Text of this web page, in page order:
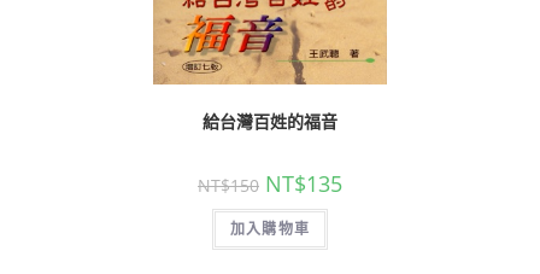
給台灣百姓的福音
NT$150 NT$135
加入購物車